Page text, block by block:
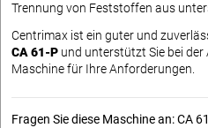
Trennung von Feststoffen aus
Centrimax ist ein guter und
CA 61-P und unterstützt Sie bei
Maschine für Ihre Anforderungen.
Fragen Sie diese Maschine an: CA